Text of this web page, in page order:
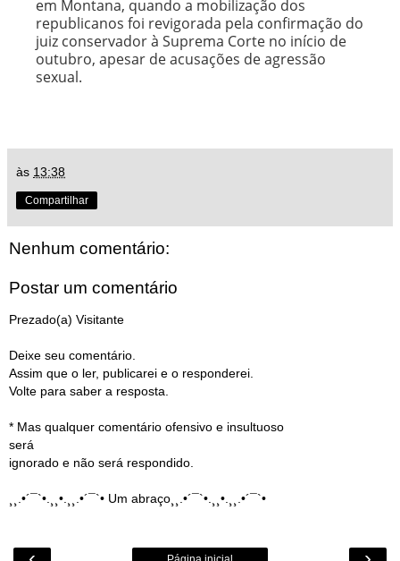
em Montana, quando a mobilização dos
republicanos foi revigorada pela confirmação do
juiz conservador à Suprema Corte no início de
outubro, apesar de acusações de agressão
sexual.
às 13:38
Compartilhar
Nenhum comentário:
Postar um comentário
Prezado(a) Visitante
Deixe seu comentário.
Assim que o ler, publicarei e o responderei.
Volte para saber a resposta.
* Mas qualquer comentário ofensivo e insultuoso
será
ignorado e não será respondido.
¸¸.•´¯`•.¸¸•.¸¸.•´¯`• Um abraço¸¸.•´¯`•.¸¸•.¸¸.•´¯`•